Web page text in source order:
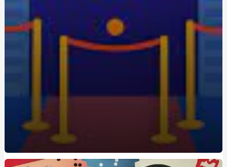
та безпеку
Метандростенолон: використання та ефекти у
Восстановление Вашей Ванны: Как выбрать и
Papa-Vann.com
Продажа туринабола онлайн в Киеве: steroidon.com
предлагает лучшие стероиды
Maximiza tus Ganancias: Descubre los Mejores Bonos de